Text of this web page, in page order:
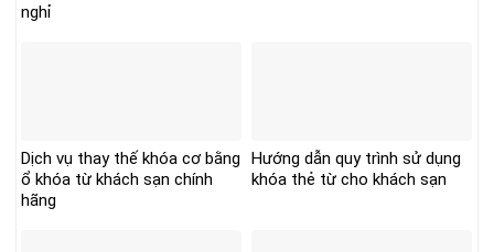
nghỉ
Dịch vụ thay thế khóa cơ bằng
ổ khóa từ khách sạn chính
hãng
Hướng dẫn quy trình sử dụng
khóa thẻ từ cho khách sạn